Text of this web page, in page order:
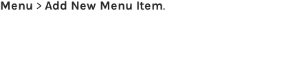
Menu > Add New Menu Item.